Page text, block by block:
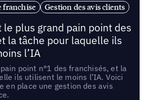
franchise Gestion des avis clients
le plus grand pain point des
la tâche pour laquelle ils
l’IA
point n°1 des franchisés, et la
ils utilisent le moins l’IA. Voici
en place une gestion des avis